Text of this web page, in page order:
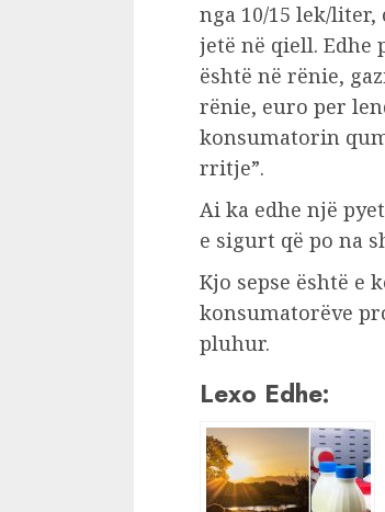
nga 10/15 lek/
jetë në qiell. Edhe
është në rënie,
rënie, euro per
konsumatorin
rritje”.
Ai ka edhe një
e sigurt që po na
Kjo sepse është e
konsumatorëve
pluhur.
Lexo Edhe: